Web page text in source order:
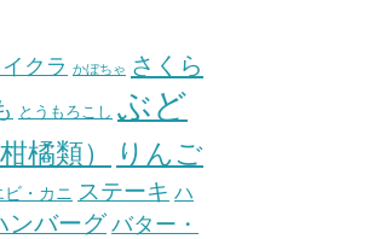
クラ かぼちゃ さくら
とうもろこし ぶど
橘類） りんご
ビ・カニ ステーキ ハ
ンバーグ バター・